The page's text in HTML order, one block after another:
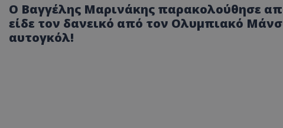
Ο Βαγγέλης Μαρινάκης παρακολούθησε
είδε τον δανεικό από τον Ολυμπιακό
αυτογκόλ!